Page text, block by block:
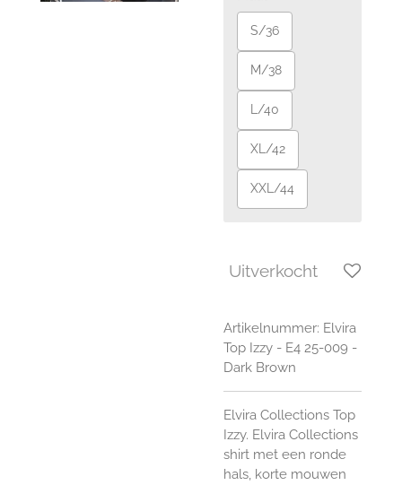
S/36
M/38
L/40
XL/42
XXL/44
Uitverkocht
Artikelnummer: Elvira
Top Izzy - E4 25-009 -
Dark Brown
Elvira Collections Top
Izzy. Elvira Collections
shirt met een ronde
hals, korte mouwen